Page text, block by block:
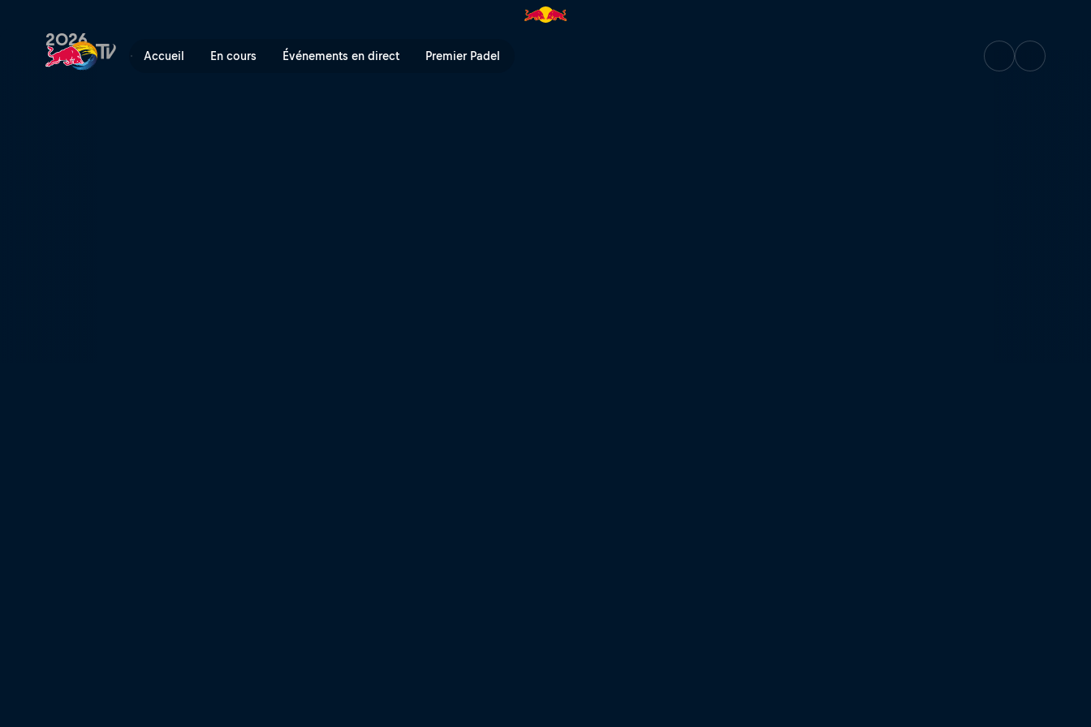
Accueil En cours Événements en direct Premier Padel
Ligue d'escalade professionnelle | Red Bull TV
2026